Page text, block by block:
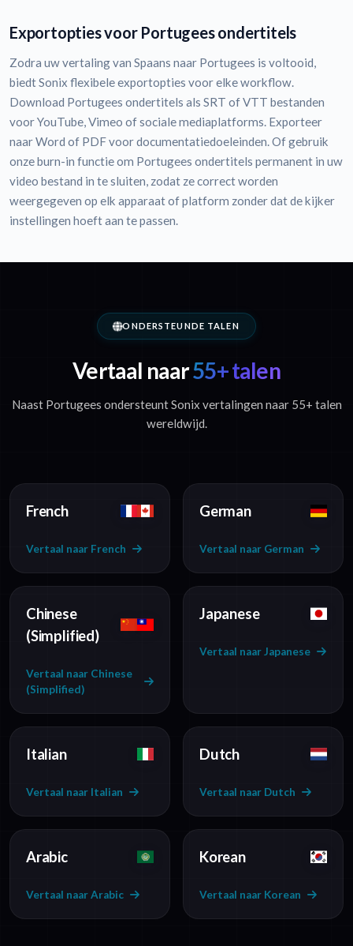
Exportopties voor Portugees ondertitels
Zodra uw vertaling van Spaans naar Portugees is voltooid,
biedt Sonix flexibele exportopties voor elke workflow.
Download Portugees ondertitels als SRT of VTT bestanden
voor YouTube, Vimeo of sociale mediaplatforms. Exporteer
naar Word of PDF voor documentatiedoeleinden. Of gebruik
onze burn-in functie om Portugees ondertitels permanent in uw
video bestand in te sluiten, zodat ze correct worden
weergegeven op elk apparaat of platform zonder dat de kijker
instellingen hoeft aan te passen.
ONDERSTEUNDE TALEN
Vertaal naar55+ talen
Naast Portugees ondersteunt Sonix vertalingen naar 55+ talen
wereldwijd.
French
Vertaal naar French
German
Vertaal naar German
Chinese
(Simplified)
Vertaal naar Chinese
(Simplified)
Japanese
Vertaal naar Japanese
Italian
Vertaal naar Italian
Dutch
Vertaal naar Dutch
Arabic
Vertaal naar Arabic
Korean
Vertaal naar Korean